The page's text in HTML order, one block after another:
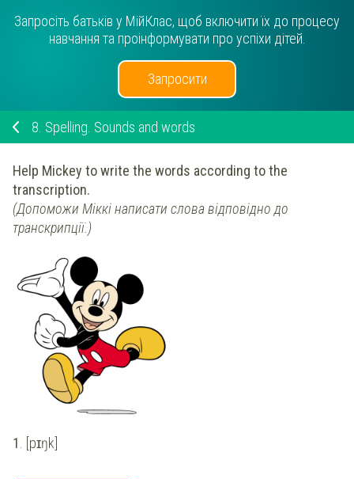
Запросіть батьків у МійКлас, щоб включити їх до процесу
навчання та проінформувати про успіхи дітей.
Запросити
8. Spelling. Sounds and words
Help Mickey to write the words according to the
transcription.
(Допоможи Міккі написати слова відповідно до
транскрипції.)
1. [pɪŋk]